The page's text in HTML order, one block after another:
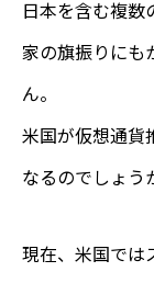
日本を含む複数
家の旗振りにも
ん。
米国が仮想通貨
なるのでしょう
現在、米国では